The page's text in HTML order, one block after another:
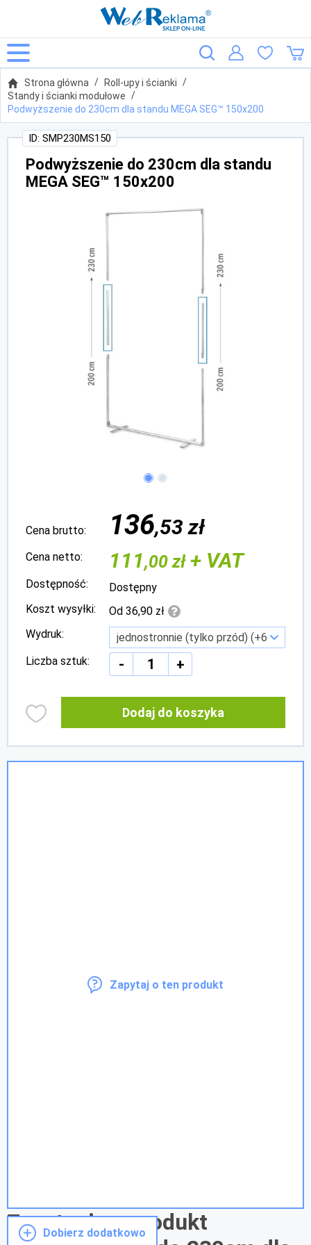
Strona główna
Roll-upy i ścianki
Standy i ścianki modułowe
Podwyższenie do 230cm dla standu MEGA SEG™ 150x200
Podwyższenie do 230cm dla standu
MEGA SEG™ 150x200
ID: SMP230MS150
Cena brutto: 136,53 zł
Cena netto: 111,00 zł+ VAT
Dostępność:
Dostępny
Koszt wysyłki:
Od 36,90 zł
Wydruk:
Liczba sztuk: - +
Dodaj do koszyka
Zapytaj o ten produkt
Zapytanie o produkt
Dobierz dodatkowo